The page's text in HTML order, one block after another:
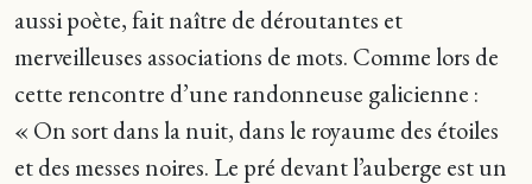
aussi poète, fait naître de déroutantes et
merveilleuses associations de mots. Comme lors de
cette rencontre d’une randonneuse galicienne :
« On sort dans la nuit, dans le royaume des étoiles
et des messes noires. Le pré devant l’auberge est un